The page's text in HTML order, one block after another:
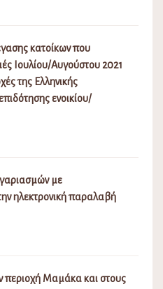
κατοίκων που
Ιουλίου/Αυγούστου 2021
της Ελληνικής
ενοικίου/
με
ηλεκτρονική παραλαβή
περιοχή Μαμάκα και στους